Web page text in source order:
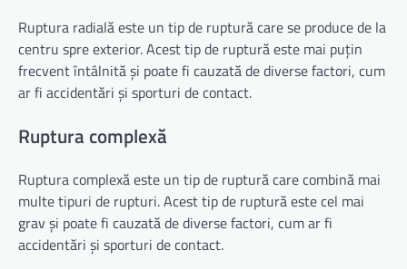
Ruptura radială este un tip de ruptură care se produce de la
centru spre exterior. Acest tip de ruptură este mai puțin
frecvent întâlnită și poate fi cauzată de diverse factori, cum
ar fi accidentări și sporturi de contact.
Ruptura complexă
Ruptura complexă este un tip de ruptură care combină mai
multe tipuri de rupturi. Acest tip de ruptură este cel mai
grav și poate fi cauzată de diverse factori, cum ar fi
accidentări și sporturi de contact.